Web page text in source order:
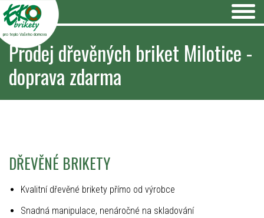
pro teplo Vašeho domova
Prodej dřevěných briket Milotice -
doprava zdarma
DŘEVĚNÉ BRIKETY
Kvalitní dřevěné brikety přímo od výrobce
Snadná manipulace, nenáročné na skladování